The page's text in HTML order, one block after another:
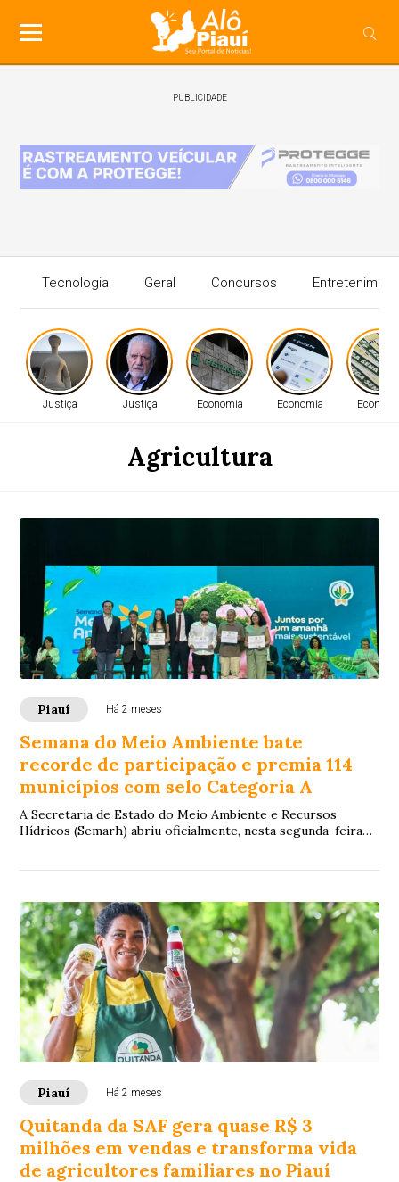
PUBLICIDADE
Tecnologia Geral Concursos
Justiça Justiça Economia Economia
Agricultura
Piauí Há 2 meses
Semana do Meio Ambiente bate
recorde de participação e premia 114
municípios com selo Categoria A
A Secretaria de Estado do Meio Ambiente e Recursos
Hídricos (Semarh) abriu oficialmente, nesta segunda-feira
Piauí Há 2 meses
Quitanda da SAF gera quase R$ 3
milhões em vendas e transforma vida
de agricultores familiares no Piauí